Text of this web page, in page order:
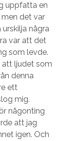
uppfatta en
det var
några
var att det
som levde.
att ljudet som
denna
ett
mig.
någonting
att jag
igen. Och